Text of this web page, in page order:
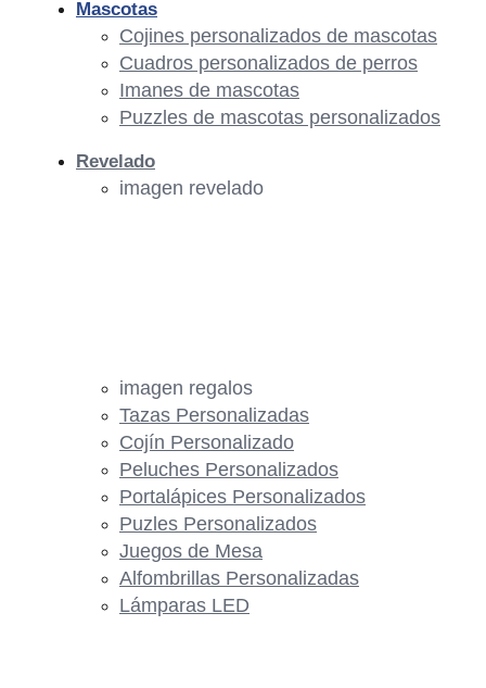
imagen regalos
Tazas Personalizadas
Cojín Personalizado
Peluches Personalizados
Portalápices Personalizados
Puzles Personalizados
Juegos de Mesa
Alfombrillas Personalizadas
Lámparas LED
Mascotas
Cojines personalizados de mascotas
Cuadros personalizados de perros
Imanes de mascotas
Puzzles de mascotas personalizados
Revelado
imagen revelado